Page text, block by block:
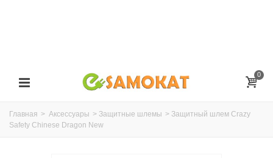
0
Главная > Аксессуары > Защитные шлемы > Защитный шлем Crazy
Safety Chinese Dragon New